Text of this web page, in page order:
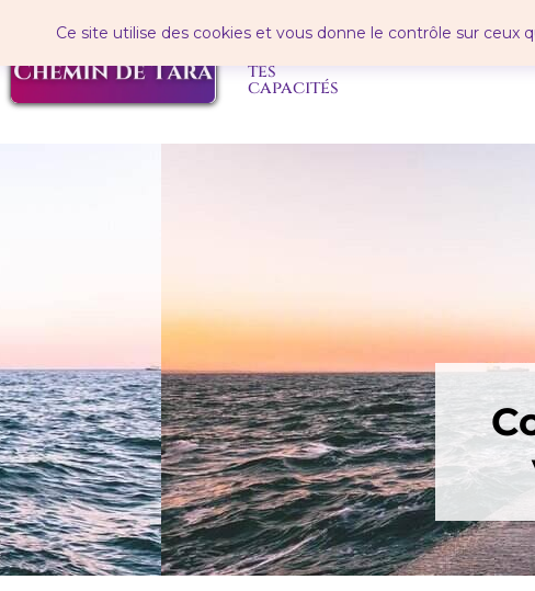
Ce site utilise des cookies et vous donne le contrôle sur ceux
tes
capacités